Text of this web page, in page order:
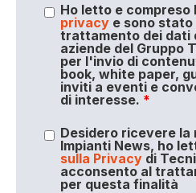
Ho letto e compreso
privacye sono stato
trattamento dei dati
aziende del Gruppo
per l'invio di
book, white paper,
inviti a eventi e
di interesse. *
Desidero ricevere
Impianti News, ho
sulla Privacydi
acconsento al
per questa finalità